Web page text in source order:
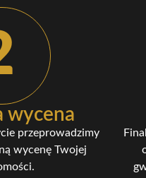
wycena
przeprowadzimy
wycenę Twojej